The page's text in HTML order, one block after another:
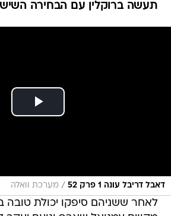
תעשה ברוקלין עם הבחירה
דאבל דריבל עונה 1 פרק 52 / מערכת וואלה
לאחר ששניהם סיפקו יכולת טובה